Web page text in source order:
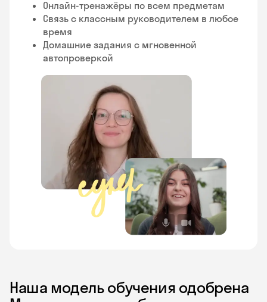
Онлайн-тренажёры по всем предметам
Связь с классным руководителем в любое
время
Домашние задания с мгновенной
автопроверкой
Наша модель обучения одобрена